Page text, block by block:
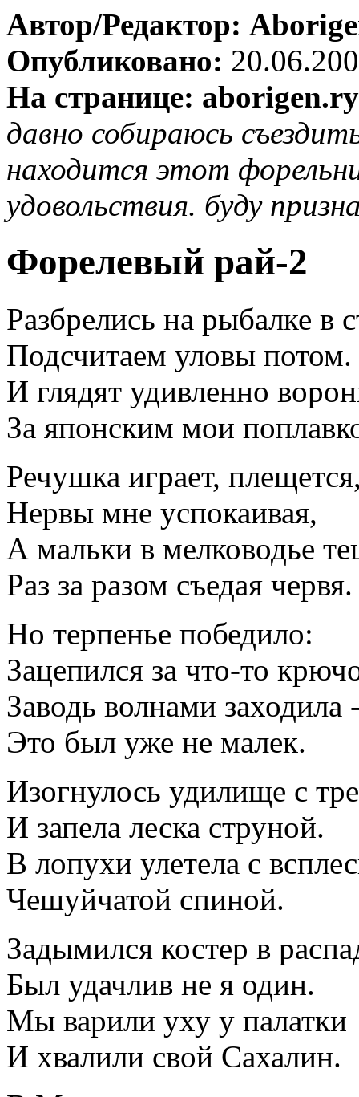
Автор/Редактор:
Опубликовано:
На странице:
давно собираюсь
находится этот
удовольствия. буду
Форелевый рай-2
Разбрелись на рыбалке в
Подсчитаем уловы потом.
И глядят удивленно
За японским мои
Речушка играет,
Нервы мне успокаивая,
А мальки в мелководье
Раз за разом съедая червя.
Но терпенье победило:
Зацепился за что-то
Заводь волнами заходила
Это был уже не малек.
Изогнулось удилище с
И запела леска струной.
В лопухи улетела с
Чешуйчатой спиной.
Задымился костер в
Был удачлив не я один.
Мы варили уху у палатки
И хвалили свой Сахалин.